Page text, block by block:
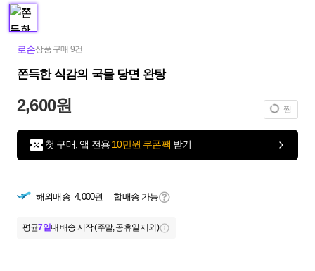
로손상품 구매 9건
쫀득한 식감의 국물 당면 완탕
2,600원 찜
첫 구매, 앱 전용 10만원 쿠폰팩 받기
해외배송 4,000원 합배송 가능
평균7일내 배송 시작 (주말, 공휴일 제외)